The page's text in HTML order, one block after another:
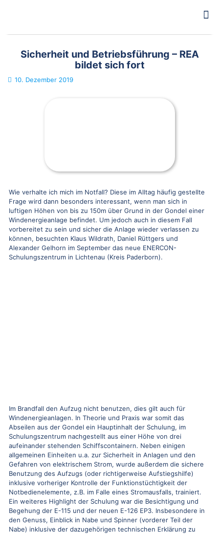
Sicherheit und Betriebsführung – REA
bildet sich fort
10. Dezember 2019
Wie verhalte ich mich im Notfall? Diese im Alltag häufig gestellte
Frage wird dann besonders interessant, wenn man sich in
luftigen Höhen von bis zu 150m über Grund in der Gondel einer
Windenergieanlage befindet. Um jedoch auch in diesem Fall
vorbereitet zu sein und sicher die Anlage wieder verlassen zu
können, besuchten Klaus Wildrath, Daniel Rüttgers und
Alexander Gelhorn im September das neue ENERCON-
Schulungszentrum in Lichtenau (Kreis Paderborn).
Im Brandfall den Aufzug nicht benutzen, dies gilt auch für
Windenergieanlagen. In Theorie und Praxis war somit das
Abseilen aus der Gondel ein Hauptinhalt der Schulung, im
Schulungszentrum nachgestellt aus einer Höhe von drei
aufeinander stehenden Schiffscontainern. Neben einigen
allgemeinen Einheiten u.a. zur Sicherheit in Anlagen und den
Gefahren von elektrischem Strom, wurde außerdem die sichere
Benutzung des Aufzugs (oder richtigerweise Aufstiegshilfe)
inklusive vorheriger Kontrolle der Funktionstüchtigkeit der
Notbedienelemente, z.B. im Falle eines Stromausfalls, trainiert.
Ein weiteres Highlight der Schulung war die Besichtigung und
Begehung der E-115 und der neuen E-126 EP3. Insbesondere in
den Genuss, Einblick in Nabe und Spinner (vorderer Teil der
Nabe) inklusive der dazugehörigen technischen Erklärung zu